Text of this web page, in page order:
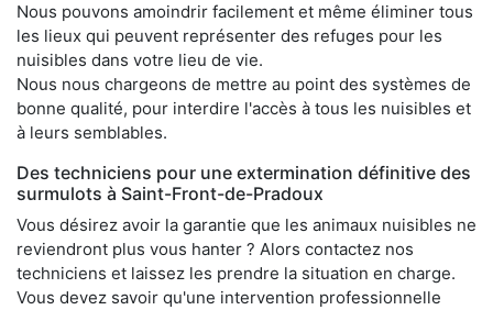
Nous pouvons amoindrir facilement et même éliminer tous
les lieux qui peuvent représenter des refuges pour les
nuisibles dans votre lieu de vie.
Nous nous chargeons de mettre au point des systèmes de
bonne qualité, pour interdire l'accès à tous les nuisibles et
à leurs semblables.
Des techniciens pour une extermination définitive des
surmulots à Saint-Front-de-Pradoux
Vous désirez avoir la garantie que les animaux nuisibles ne
reviendront plus vous hanter ? Alors contactez nos
techniciens et laissez les prendre la situation en charge.
Vous devez savoir qu'une intervention professionnelle